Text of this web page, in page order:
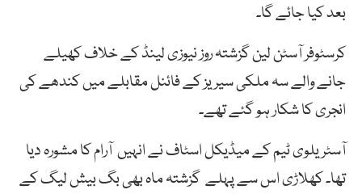
بعد کیا جائے گا۔
کرسٹوفر آسٹن لین گزشتہ روز نیوزی لینڈ کے خلاف کھیلے
جانے والے سہ ملکی سیریز کے فائنل مقابلے میں کندھے کی
انجری کا شکار ہو گئے تھے۔
آسٹریلوی ٹیم کے میڈیکل اسٹاف نے انہیں آرام کا مشورہ دیا
تھا۔ کھلاڑی اس سے پہلے گزشتہ ماہ بھی بگ بیش لیگ کے